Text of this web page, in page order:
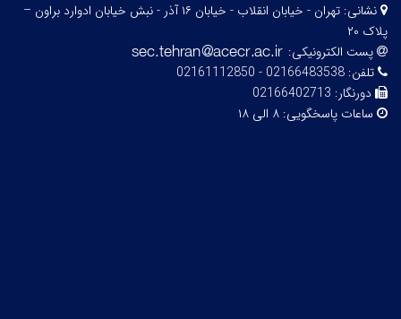
نشانی:
تهران - خیابان انقلاب - خیابان ۱۶ آذر - نبش خیابان ادوارد براون –
پلاک ۲۰
پست الکترونیکی:
تلفن: 02166483538 - 02161112850
دورنگار: 02166402713
ساعات پاسخگویی: ۸ الی ۱۸